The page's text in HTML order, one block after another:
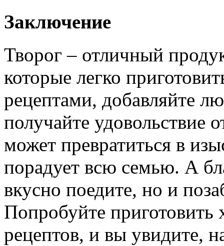
Заключение
Творог – отличный
которые легко
рецептами, добавляйте
получайте удовольствие
может превратиться в
порадует всю семью. А
вкусно поедите, но и
Попробуйте приготовить
рецептов, и вы увидите,